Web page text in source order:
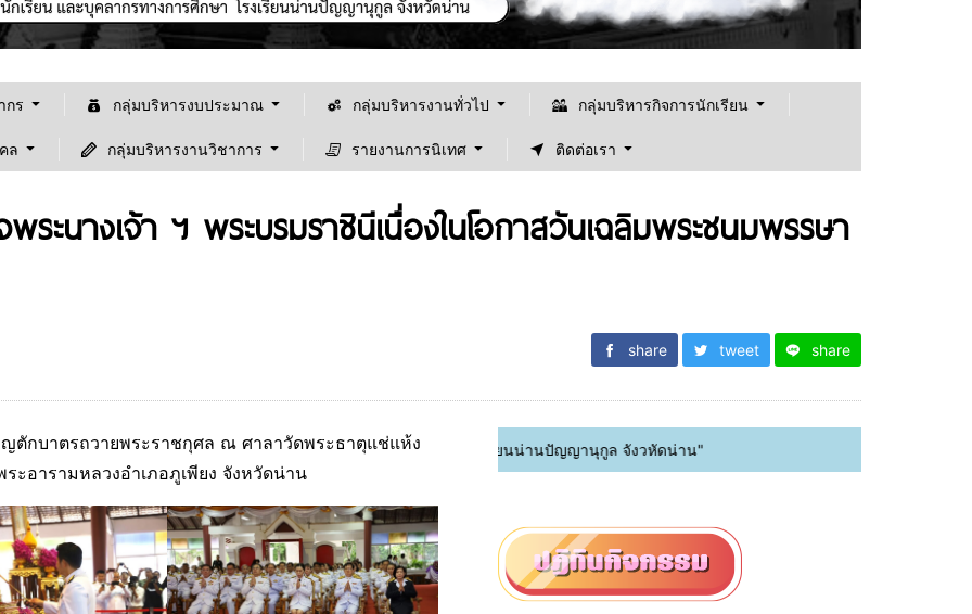
กร กลุ่มบริหารงบประมาณ กลุ่มบริหารงานทั่วไป กลุ่มบริหารกิจการนักเรียน
ล กลุ่มบริหารงานวิชาการ รายงานการนิเทศ ติดต่อเรา
ระนางเจ้า ฯ พระบรมราชินีเนื่องในโอกาสวันเฉลิมพระชนมพรรษา
share tweet share
กบาตรถวายพระราชกุศล ณ ศาลาวัดพระธาตุแช่แห้ง
อารามหลวงอำเภอภูเพียง จังหวัดน่าน
ยินดีต้อนรับเข้าสู้เว็ปไซต์ "โรงเรียนน่านปัญญานุกูล จังวหัดน่าน"